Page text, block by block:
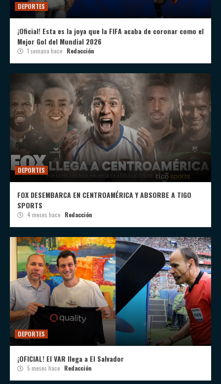
DEPORTES
¡Oficial! Esta es la joya que la FIFA acaba de coronar como el
Mejor Gol del Mundial 2026
1 semana hace Redacción
DEPORTES
FOX DESEMBARCA EN CENTROAMÉRICA Y ABSORBE A TIGO
SPORTS
4 meses hace Redacción
DEPORTES
¡OFICIAL! El VAR llega a El Salvador
5 meses hace Redacción